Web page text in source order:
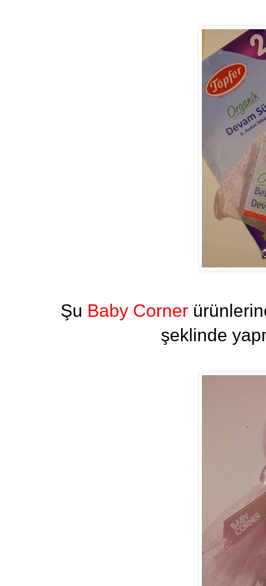
Şu Baby Corner
şeklinde